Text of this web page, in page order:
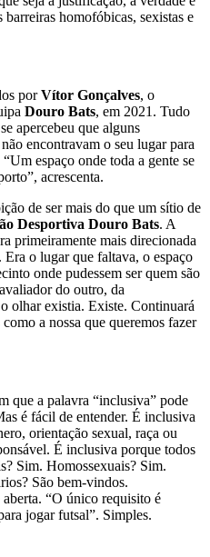
homofóbicas, sexistas e
porVítor Gonçalves, o
Douro Bats, em 2021. Tudo
apercebeu que alguns
encontravam o seu lugar para
espaço onde toda a gente se
acrescenta.
de ser mais do que um sítio de
Desportiva Douro Bats. A
primeiramente mais direcionada
. Era o lugar que faltava, o espaço
onde pudessem ser quem são
do outro, da
olhar existia. Existe. Continuará
a nossa que queremos fazer
que a palavra “inclusiva” pode
é fácil de entender. É inclusiva
orientação sexual, raça ou
É inclusiva porque todos
Sim. Homossexuais? Sim.
São bem-vindos.
aberta. “O único requisito é
jogar futsal”. Simples.